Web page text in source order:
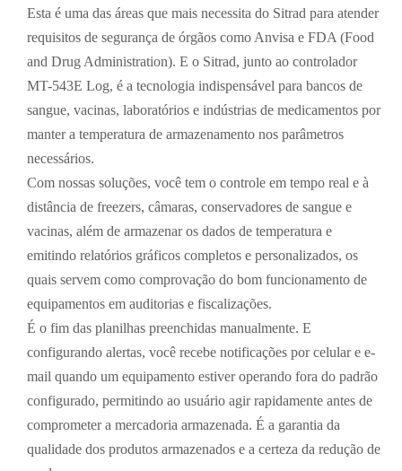
Esta é uma das áreas que mais necessita do Sitrad para atender
requisitos de segurança de órgãos como Anvisa e FDA (Food
and Drug Administration). E o Sitrad, junto ao controlador
MT-543E Log, é a tecnologia indispensável para bancos de
sangue, vacinas, laboratórios e indústrias de medicamentos por
manter a temperatura de armazenamento nos parâmetros
necessários.
Com nossas soluções, você tem o controle em tempo real e à
distância de freezers, câmaras, conservadores de sangue e
vacinas, além de armazenar os dados de temperatura e
emitindo relatórios gráficos completos e personalizados, os
quais servem como comprovação do bom funcionamento de
equipamentos em auditorias e fiscalizações.
É o fim das planilhas preenchidas manualmente. E
configurando alertas, você recebe notificações por celular e e-
mail quando um equipamento estiver operando fora do padrão
configurado, permitindo ao usuário agir rapidamente antes de
comprometer a mercadoria armazenada. É a garantia da
qualidade dos produtos armazenados e a certeza da redução de